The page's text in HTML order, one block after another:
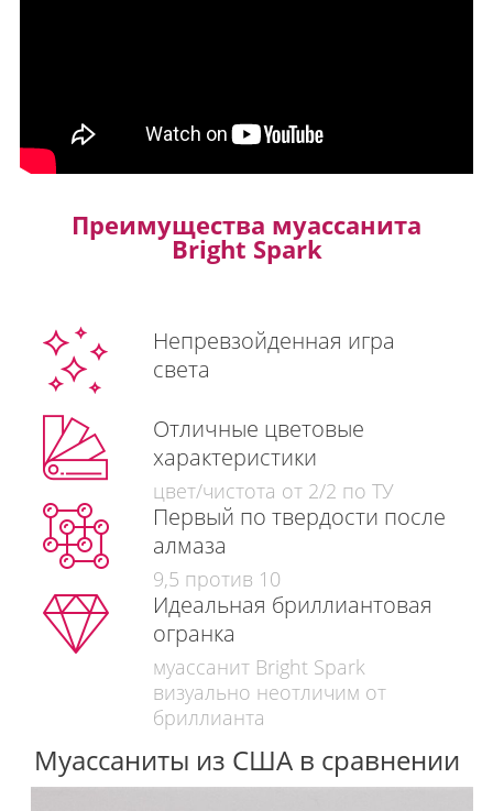
Преимущества муассанита
Bright Spark
Непревзойденная игра
света
Отличные цветовые
характеристики
цвет/чистота от 2/2 по ТУ
Первый по твердости после
алмаза
9,5 против 10
Идеальная бриллиантовая
огранка
муассанит Bright Spark
визуально неотличим от
бриллианта
Муассаниты из США в сравнении